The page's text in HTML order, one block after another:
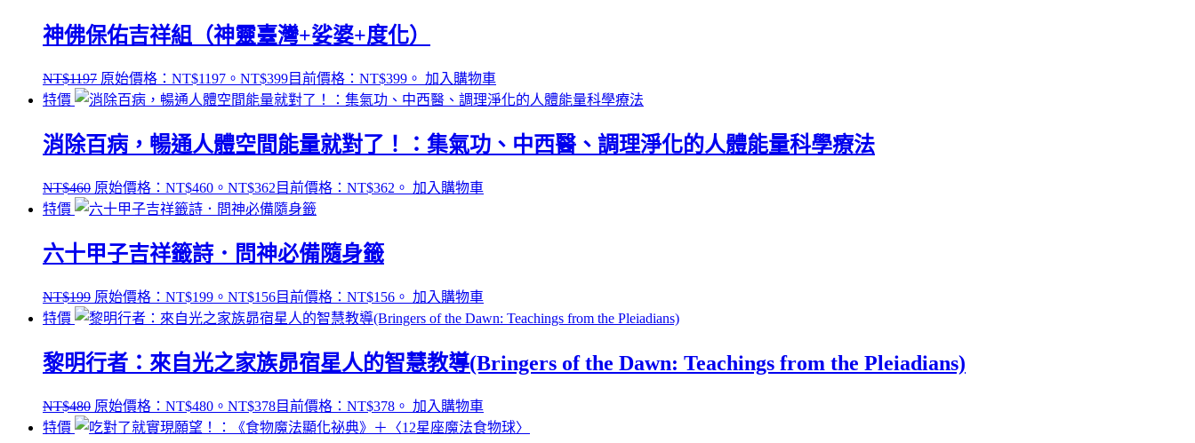
神佛保佑吉祥組（神靈臺灣+娑婆+度化）
NT$1197 原始價格：NT$1197。 NT$399目前價格：NT$399。 加入購物車
特價
消除百病，暢通人體空間能量就對了！：集氣功、中西醫、調理淨化的人體能量科學療法
NT$460 原始價格：NT$460。 NT$362 目前價格：NT$362。 加入購物車
特價
六十甲子吉祥籤詩．問神必備隨身籤
NT$199 原始價格：NT$199。 NT$156目前價格：NT$156。 加入購物車
特價
黎明行者：來自光之家族昴宿星人的智慧教導(Bringers of the Dawn: Teachings from the Pleiadians)
NT$480 原始價格：NT$480。 NT$378目前價格：NT$378。 加入購物車
特價